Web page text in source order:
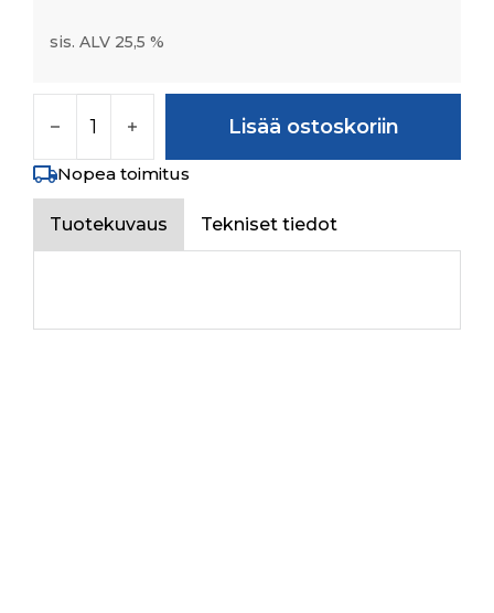
sis. ALV 25,5 %
Lisää ostoskoriin
Nopea toimitus
Tuotekuvaus Tekniset tiedot